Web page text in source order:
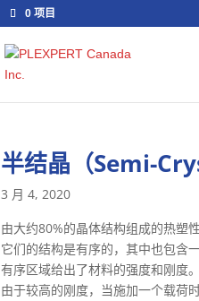
0 项目
半结晶（Semi-
3 月 4, 2020
由大约80%的晶体结构组成的热塑
它们的结构是有序的，其中也包含
有序区域给出了材料的强度和刚度。
由于较高的刚度，当施加一个载荷